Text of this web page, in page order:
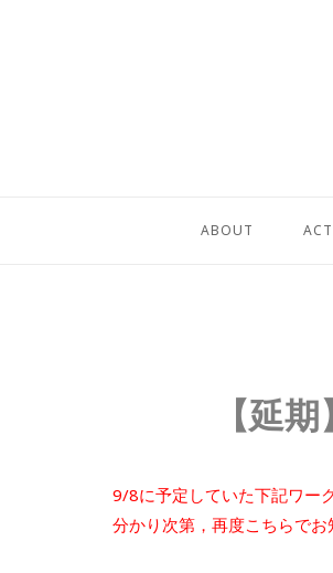
ABOUT
【延
9/8に予定していた下記ワー
分かり次第，再度こちらで